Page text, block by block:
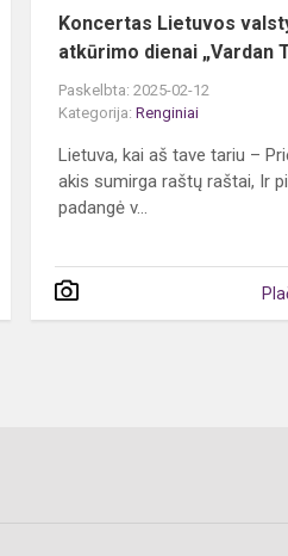
Koncertas Lietuvos
atkūrimo dienai „Vardan
Paskelbta: 2025-02-12
Kategorija:Renginiai
Lietuva, kai aš tave tariu –
akis sumirga raštų raštai, Ir
padangė v...